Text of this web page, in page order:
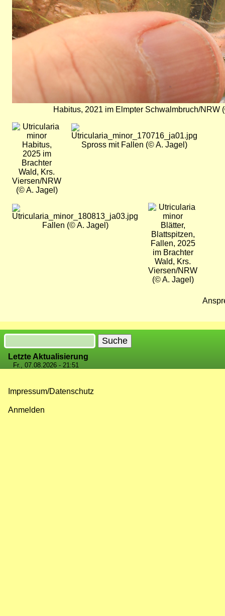
Habitus, 2021 im Elmpter Schwalmbruch/NRW
Bild
Habitus,
2025 im
Brachter
Wald, Krs.
Viersen/NRW
(© A. Jagel)
Bild
Spross mit Fallen (© A. Jagel)
Bild
Fallen (© A. Jagel)
Bild
Blätter,
Blattspitzen,
Fallen, 2025
im Brachter
Wald, Krs.
Viersen/NRW
(© A. Jagel)
Suche
Letzte Aktualisierung
Fr., 07.08.2026 - 21:51
Impressum/Datenschutz
Anmelden